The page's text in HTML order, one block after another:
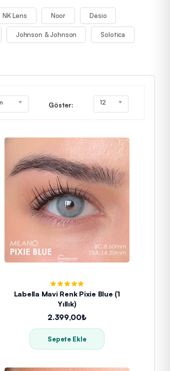
NK Lens Noor Desio
Johnson & Johnson Solotica
Göster: 12
Labella Mavi Renk Pixie Blue (1
Yıllık)
2.399,00₺
Sepete Ekle